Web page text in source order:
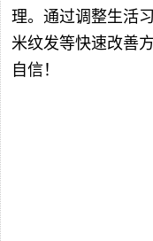
理。通过调整生活
米纹发等快速改善
自信！